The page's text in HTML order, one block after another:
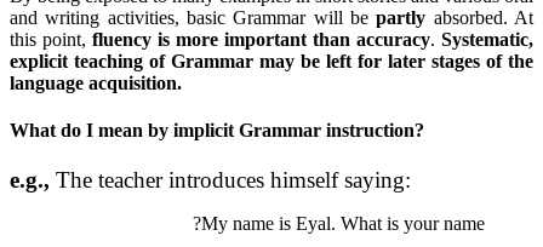
and writing activities, basic Grammar will bepartly absorbed. At
this point, fluency is more important than accuracy. Systematic,
explicit teaching of Grammar may be left for later stages of the
language acquisition.
What do I mean by implicit Grammar instruction?
e.g., The teacher introduces himself saying:
My name is Eyal. What is your name?